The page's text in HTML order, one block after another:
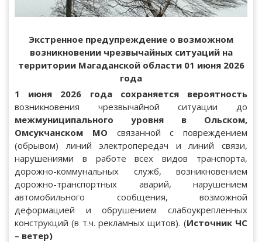
Экстренное предупреждение о возможном
возникновении чрезвычайных ситуаций на
территории Магаданской области 01 июня 2026
года
1 июня 2026 года сохраняется вероятность
возникновения чрезвычайной ситуации до
межмуниципального уровня в Ольском,
Омсукчанском МО связанной с повреждением
(обрывом) линий электропередач и линий связи,
нарушениями в работе всех видов транспорта,
дорожно-коммунальных служб, возникновением
дорожно-транспортных аварий, нарушением
автомобильного сообщения, возможной
деформацией и обрушением слабоукрепленных
конструкций (в т.ч. рекламных щитов). (Источник ЧС
– ветер)